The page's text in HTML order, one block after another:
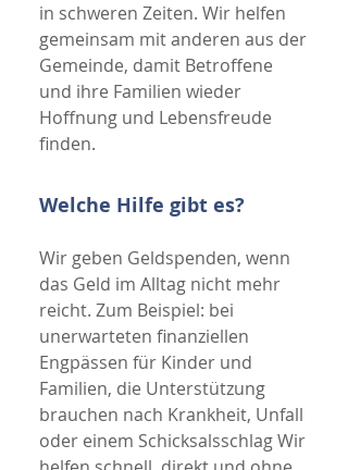
in schweren Zeiten. Wir helfen
gemeinsam mit anderen aus der
Gemeinde, damit Betroffene
und ihre Familien wieder
Hoffnung und Lebensfreude
finden.
Welche Hilfe gibt es?
Wir geben Geldspenden, wenn
das Geld im Alltag nicht mehr
reicht. Zum Beispiel: bei
unerwarteten finanziellen
Engpässen für Kinder und
Familien, die Unterstützung
brauchen nach Krankheit, Unfall
oder einem Schicksalsschlag Wir